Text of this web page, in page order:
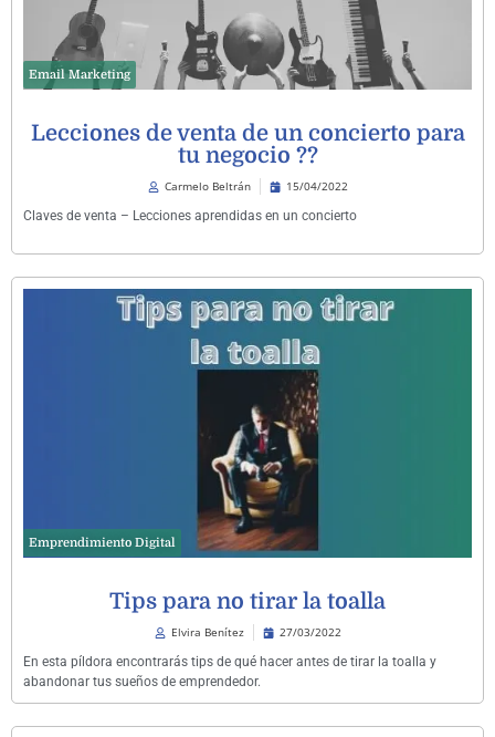
Email Marketing
Lecciones de venta de un concierto para
tu negocio ??
Carmelo Beltrán
15/04/2022
Claves de venta – Lecciones aprendidas en un concierto
Emprendimiento Digital
Tips para no tirar la toalla
Elvira Benítez
27/03/2022
En esta píldora encontrarás tips de qué hacer antes de tirar la toalla y
abandonar tus sueños de emprendedor.